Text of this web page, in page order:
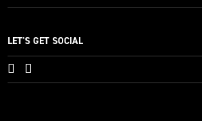
LET'S GET SOCIAL